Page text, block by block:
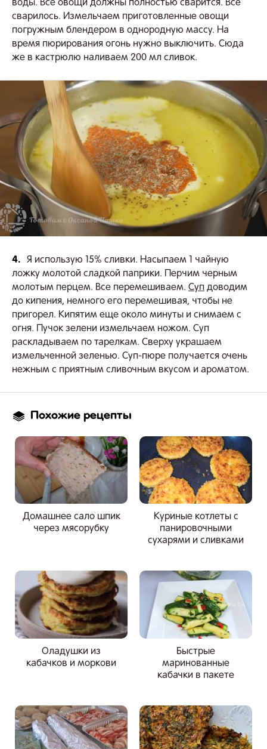
воды. Все овощи должны полностью сварится. Все
сварилось. Измельчаем приготовленные овощи
погружным блендером в однородную массу. На
время пюрирования огонь нужно выключить. Сюда
же в кастрюлю наливаем 200 мл сливок.
4.
Я использую 15% сливки. Насыпаем 1 чайную
ложку молотой сладкой паприки. Перчим черным
молотым перцем. Все перемешиваем. Суп доводим
до кипения, немного его перемешивая, чтобы не
пригорел. Кипятим еще около минуты и снимаем с
огня. Пучок зелени измельчаем ножом. Суп
раскладываем по тарелкам. Сверху украшаем
измельченной зеленью. Суп-пюре получается очень
нежным с приятным сливочным вкусом и ароматом.
Похожие рецепты
Домашнее сало шпик
через мясорубку
Куриные котлеты с
панировочными
сухарями и сливками
Оладушки из
кабачков и моркови
Быстрые
маринованные
кабачки в пакете